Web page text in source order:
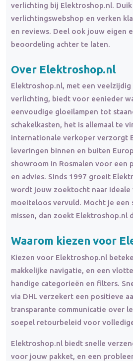
verlichting bij Elektroshop.nl.
verlichtingswebshop en verken
en reviews. Deel ook jouw eigen
beoordeling achter te laten.
Over Elektroshop.nl
Elektroshop.nl, met een
verlichting, biedt voor eenieder
eenvoudige gloeilampen tot
schakelkasten, het is allemaal te
internationale verkoper verzorgt
leveringen binnen en buiten
showroom in Rosmalen voor een
en advies. Sinds 1997 groeit
wordt jouw zoektocht naar ideale
moeiteloos vervuld. Mocht je een
missen, dan zoekt Elektroshop.nl
Waarom kiezen voor
Kiezen voor Elektroshop.nl
makkelijke navigatie, en een
handige categorieën en filters.
via DHL verzekert een positieve
transparante communicatie over
soepel retourbeleid voor
Elektroshop.nl biedt snelle
voor jouw pakket, en een